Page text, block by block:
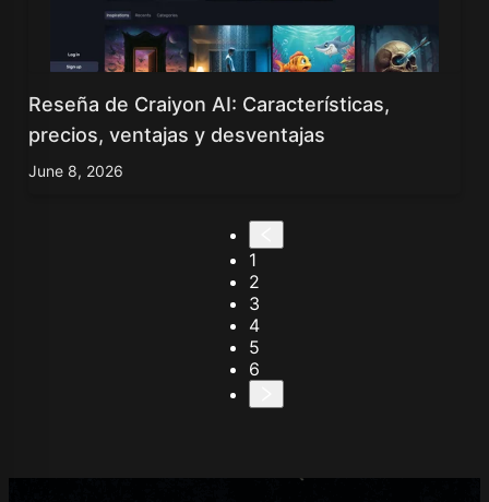
Reseña de Craiyon AI: Características,
precios, ventajas y desventajas
June 8, 2026
1
2
3
4
5
6